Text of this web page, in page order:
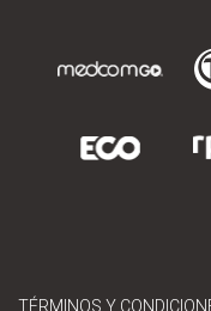
TÉRMINOS Y